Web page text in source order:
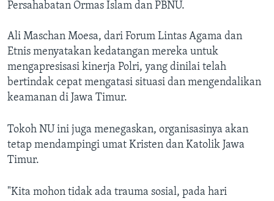
Persahabatan Ormas Islam dan PBNU.
Ali Maschan Moesa, dari Forum Lintas Agama dan
Etnis menyatakan kedatangan mereka untuk
mengapresisasi kinerja Polri, yang dinilai telah
bertindak cepat mengatasi situasi dan mengendalikan
keamanan di Jawa Timur.
Tokoh NU ini juga menegaskan, organisasinya akan
tetap mendampingi umat Kristen dan Katolik Jawa
Timur.
"Kita mohon tidak ada trauma sosial, pada hari